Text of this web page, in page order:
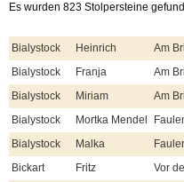
Es wurden 823 Stolpersteine
Bialystock
Heinrich Am
Bialystock
Franja Am
Bialystock
Miriam Am
Bialystock
Mortka Mendel
Bialystock
Malka
Bickart
Fritz Vor